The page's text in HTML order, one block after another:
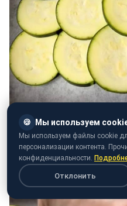
🍪 Мы используем
Мы используем файлы cookie
персонализации контента.
конфиденциальности.
Отклонить